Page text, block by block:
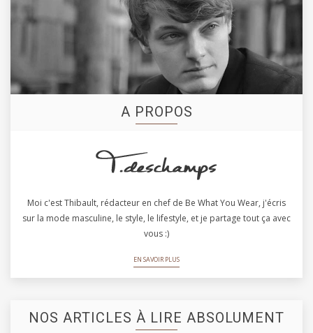
A PROPOS
Moi c'est Thibault, rédacteur en chef de Be What You Wear, j'écris
sur la mode masculine, le style, le lifestyle, et je partage tout ça avec
vous :)
EN SAVOIR PLUS
NOS ARTICLES À LIRE ABSOLUMENT